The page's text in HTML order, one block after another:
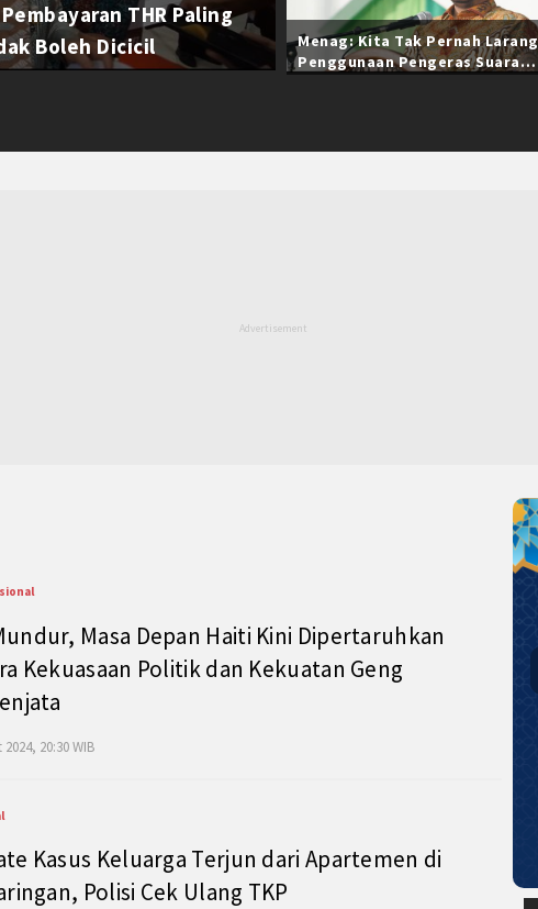
THR Paling
Boleh Dicicil
Menag: Kita Tak Pernah Larang
Penggunaan Pengeras Suara
Masa Depan Haiti Kini Dipertaruhkan
Kekuasaan Politik dan Kekuatan Geng
2024, 20:30 WIB
Kasus Keluarga Terjun dari Apartemen di
Polisi Cek Ulang TKP